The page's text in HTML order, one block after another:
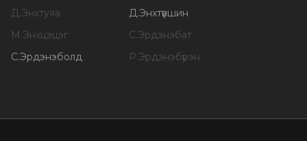
Д.Энхтуяа Д.Энхтүвшин
М.Энхцэцэг С.Эрдэнэбат
С.Эрдэнэболд Р.Эрдэнэбүрэн